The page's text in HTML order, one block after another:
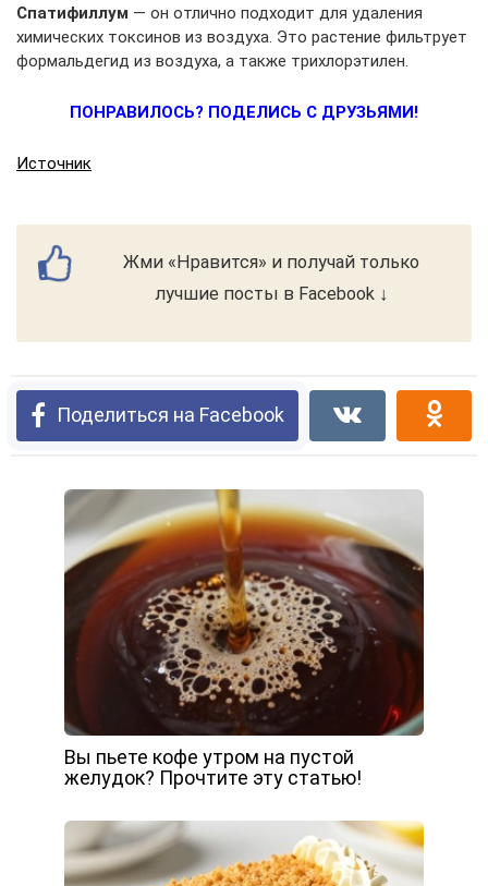
Спатифиллум — он отлично подходит для удаления
химических токсинов из воздуха. Это растение фильтрует
формальдегид из воздуха, а также трихлорэтилен.
ПОНРАВИЛОСЬ? ПОДЕЛИСЬ С ДРУЗЬЯМИ!
Источник
Жми «Нравится» и получай только
лучшие посты в Facebook ↓
Поделиться на Facebook
Вы пьете кофе утром на пустой
желудок? Прочтите эту статью!